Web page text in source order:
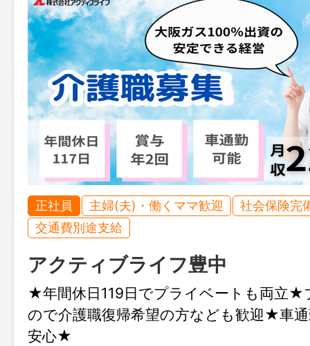
正社員 主婦(夫)・働くママ歓迎
社会保険完
交通費別途支給
アクティブライフ豊中
★年間休日119日でプライベートも両立★
ので介護職復帰希望の方なども歓迎★車
安心★